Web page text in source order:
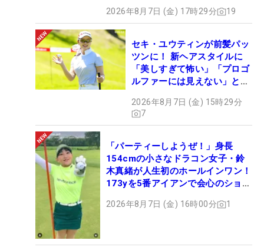
2026年8月7日 (金) 17時29分 19
セキ・ユウティンが前髪パッ
ツンに！ 新ヘアスタイルに
「美しすぎて怖い」「プロゴ
ルファーには見えない」とコ
2026年8月7日 (金) 15時29分
7
「パーティーしようぜ！」身長
154cmの小さなドラコン女子・鈴
木真緒が人生初のホールインワン！
173yを5番アイアンで会心のショッ
2026年8月7日 (金) 16時00分 1